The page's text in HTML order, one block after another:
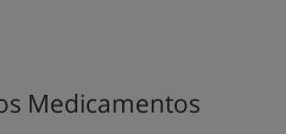
Medicamentos